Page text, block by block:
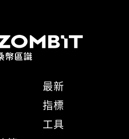
最新
指標
工具